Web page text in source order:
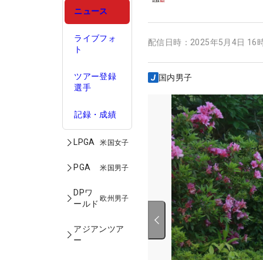
ニュース
ライブフォ
ト
ツアー登録
選手
記録・成績
LPGA 米国女子
PGA 米国男子
DPワ
ールド
欧州男子
アジアンツア
ー
配信日時： 2025年5月4日 16
国内男子